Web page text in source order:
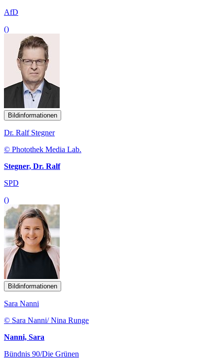
AfD
()
Bildinformationen
Dr. Ralf Stegner
© Photothek Media Lab.
Stegner, Dr. Ralf
SPD
()
Bildinformationen
Sara Nanni
© Sara Nanni/ Nina Runge
Nanni, Sara
Bündnis 90/Die Grünen